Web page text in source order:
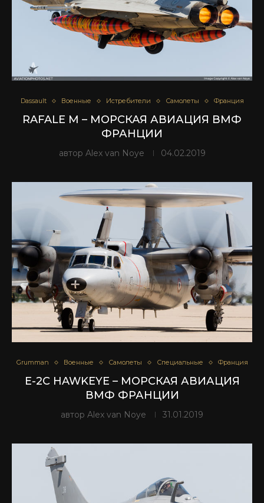
Dassault Военные Истребители Самолеты Франция
RAFALE M – МОРСКАЯ АВИАЦИЯ ВМФ
ФРАНЦИИ
автор Alex van Noye 04.02.2019
Grumman Военные Самолеты Специальные Франция
E-2C HAWKEYE – МОРСКАЯ АВИАЦИЯ
ВМФ ФРАНЦИИ
автор Alex van Noye 31.01.2019